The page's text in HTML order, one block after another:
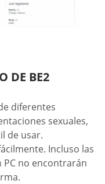
DE BE2
diferentes
sexuales,
de usar.
Incluso las
no encontrarán